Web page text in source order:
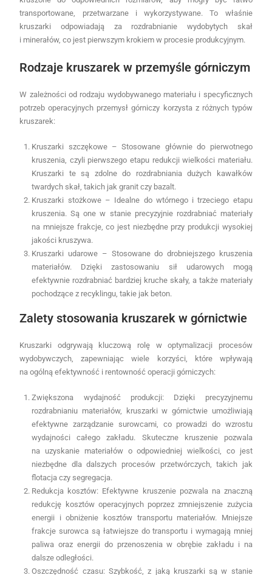
transportowane, przetwarzane i wykorzystywane. To właśnie
kruszarki odpowiadają za rozdrabnianie wydobytych skał
i minerałów, co jest pierwszym krokiem w procesie produkcyjnym.
Rodzaje kruszarek w przemyśle górniczym
W zależności od rodzaju wydobywanego materiału i specyficznych
potrzeb operacyjnych przemysł górniczy korzysta z różnych typów
kruszarek:
Kruszarki szczękowe – Stosowane głównie do pierwotnego
kruszenia, czyli pierwszego etapu redukcji wielkości materiału.
Kruszarki te są zdolne do rozdrabniania dużych kawałków
twardych skał, takich jak granit czy bazalt.
Kruszarki stożkowe – Idealne do wtórnego i trzeciego etapu
kruszenia. Są one w stanie precyzyjnie rozdrabniać materiały
na mniejsze frakcje, co jest niezbędne przy produkcji wysokiej
jakości kruszywa.
Kruszarki udarowe – Stosowane do drobniejszego kruszenia
materiałów. Dzięki zastosowaniu sił udarowych mogą
efektywnie rozdrabniać bardziej kruche skały, a także materiały
pochodzące z recyklingu, takie jak beton.
Zalety stosowania kruszarek w górnictwie
Kruszarki odgrywają kluczową rolę w optymalizacji procesów
wydobywczych, zapewniając wiele korzyści, które wpływają
na ogólną efektywność i rentowność operacji górniczych:
Zwiększona wydajność produkcji: Dzięki precyzyjnemu
rozdrabnianiu materiałów, kruszarki w górnictwie umożliwiają
efektywne zarządzanie surowcami, co prowadzi do wzrostu
wydajności całego zakładu. Skuteczne kruszenie pozwala
na uzyskanie materiałów o odpowiedniej wielkości, co jest
niezbędne dla dalszych procesów przetwórczych, takich jak
flotacja czy segregacja.
Redukcja kosztów: Efektywne kruszenie pozwala na znaczną
redukcję kosztów operacyjnych poprzez zmniejszenie zużycia
energii i obniżenie kosztów transportu materiałów. Mniejsze
frakcje surowca są łatwiejsze do transportu i wymagają mniej
paliwa oraz energii do przenoszenia w obrębie zakładu i na
dalsze odległości.
Oszczędność czasu: Szybkość, z jaką kruszarki są w stanie